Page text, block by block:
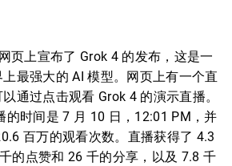
网页上宣布了 Grok 4 的发布，这是一
最强大的 AI 模型。网页上有一个直
通过点击观看 Grok 4 的演示直播。
的时间是 7 月 10 日，12:01 PM，并
百万的观看次数。直播获得了 4.3
的点赞和 26 千的分享，以及 7.8 千